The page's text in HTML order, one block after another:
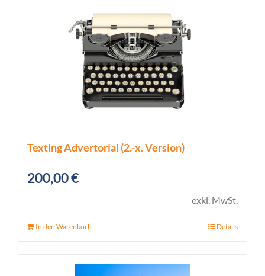
Texting Advertorial (2.-x. Version)
200,00€
exkl. MwSt.
In den Warenkorb Details